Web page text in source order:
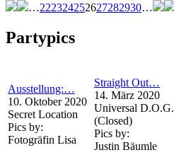
…222324252627282930…
Partypics
Ausstellung:…
10. Oktober 2020
Secret Location
Pics by:
Fotogräfin Lisa
Straight Out…
14. März 2020
Universal D.O.G.
(Closed)
Pics by:
Justin Bäumle